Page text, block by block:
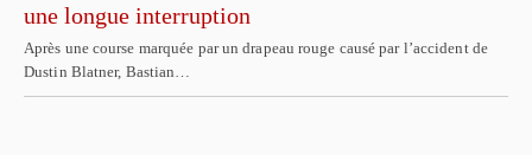
une longue interruption
Après une course marquée par un drapeau rouge causé par l’accident de
Dustin Blatner, Bastian…